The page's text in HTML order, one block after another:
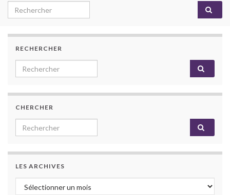
Search for:
RECHERCHER
Search for:
CHERCHER
Search for:
LES ARCHIVES
Les archives